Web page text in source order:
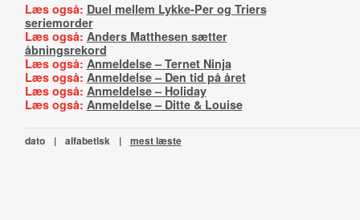
Læs også: Duel mellem Lykke-Per og Triers
seriemorder
Læs også: Anders Matthesen sætter
åbningsrekord
Læs også: Anmeldelse – Ternet Ninja
Læs også: Anmeldelse – Den tid på året
Læs også: Anmeldelse – Holiday
Læs også: Anmeldelse – Ditte & Louise
dato | alfabetisk | mest læste